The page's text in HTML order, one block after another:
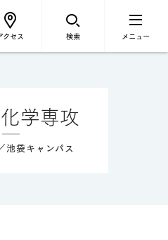
クセス 検索 メニュー
学専攻
池袋キャンパス